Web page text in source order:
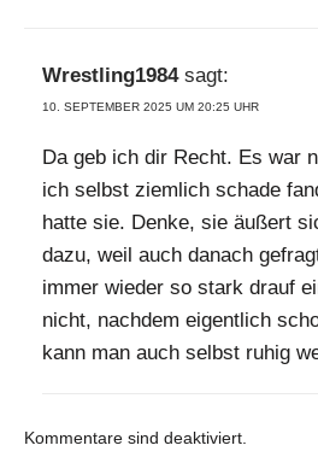
Wrestling1984 sagt:
10. SEPTEMBER 2025 UM 20:25 UHR
Da geb ich dir Recht. Es war
ich selbst ziemlich schade
hatte sie. Denke, sie äußert
dazu, weil auch danach
immer wieder so stark drauf
nicht, nachdem eigentlich
kann man auch selbst ruhig
Kommentare sind deaktiviert.